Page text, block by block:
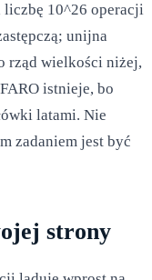
10^26 operacji
unijna
rząd wielkości niżej,
istnieje, bo
latami. Nie
zadaniem jest być
strony